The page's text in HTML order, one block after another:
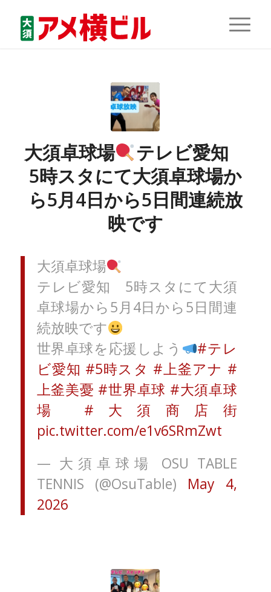
大須卓球場
テレビ愛知
5時スタにて大須卓球場か
ら5月4日から5日間連続放
映です
大須卓球場
テレビ愛知 5時スタにて大須
卓球場から5月4日から5日間連
続放映です
世界卓球を応援しよう
#テレ
ビ愛知 #5時スタ #上釜アナ #
上釜美憂 #世界卓球 #大須卓球
場
#大須商店街
pic.twitter.com/e1v6SRmZwt
— 大須卓球場 OSU TABLE
TENNIS (@OsuTable) May 4,
2026